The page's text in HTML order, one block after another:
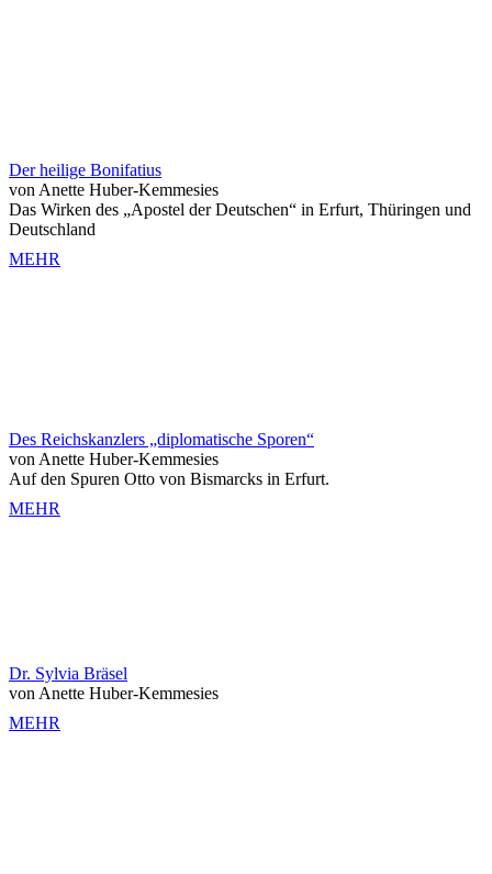
Der heilige Bonifatius
von Anette Huber-Kemmesies
Das Wirken des „Apostel der Deutschen“ in Erfurt, Thüringen und
Deutschland
MEHR
Des Reichskanzlers „diplomatische Sporen“
von Anette Huber-Kemmesies
Auf den Spuren Otto von Bismarcks in Erfurt.
MEHR
Dr. Sylvia Bräsel
von Anette Huber-Kemmesies
MEHR